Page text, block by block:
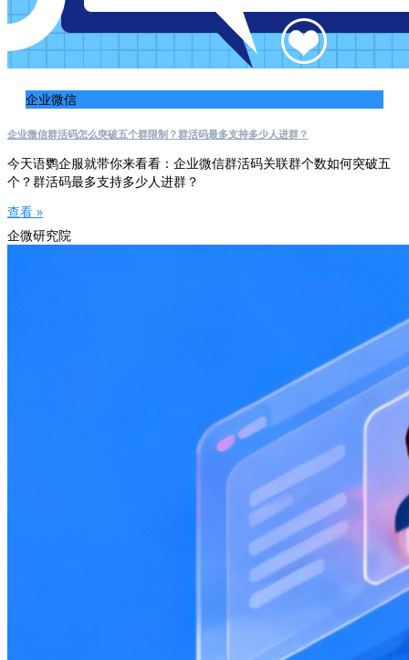
企业微信
企业微信群活码怎么突破五个群限制？群活码最多支持多少人进群？
今天语鹦企服就带你来看看：企业微信群活码关联群个数如何突破五
个？群活码最多支持多少人进群？
查看 »
企微研究院